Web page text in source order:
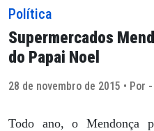
Política
Supermercados
do Papai Noel
28 de novembro de 2015 • Por -
Todo ano, o Mendonça